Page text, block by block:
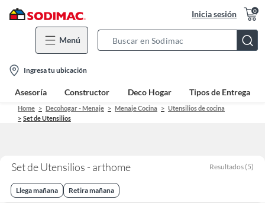
Inicia sesión 0
Menú
Bar
location-
icon
Ingresa tu ubicación
Asesoría Constructor Deco Hogar Tipos de Entrega
Home Decohogar - Menaje Menaje Cocina
Utensilios de cocina
Set de Utensilios
Set de Utensilios - arthome Resultados (5)
Llega mañana Retira mañana